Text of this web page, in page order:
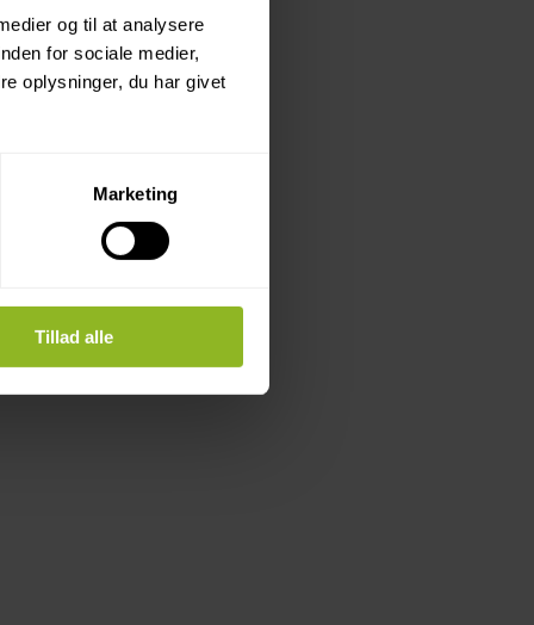
og til at analysere
for sociale medier,
oplysninger, du har givet
Marketing
Tillad alle